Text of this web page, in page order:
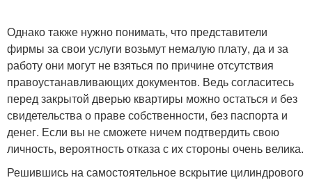
Однако также нужно понимать, что представители
фирмы за свои услуги возьмут немалую плату, да и за
работу они могут не взяться по причине отсутствия
правоустанавливающих документов. Ведь согласитесь
перед закрытой дверью квартиры можно остаться и без
свидетельства о праве собственности, без паспорта и
денег. Если вы не сможете ничем подтвердить свою
личность, вероятность отказа с их стороны очень велика.
Решившись на самостоятельное вскрытие цилиндрового